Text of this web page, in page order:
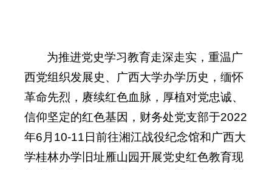
为推进党史学习教育走深走实，重温广
西党组织发展史、广西大学办学历史，缅怀
革命先烈，赓续红色血脉，厚植对党忠诚、
信仰坚定的红色基因，财务处党支部于2022
年6月10-11日前往湘江战役纪念馆和广西大
学桂林办学旧址雁山园开展党史红色教育现